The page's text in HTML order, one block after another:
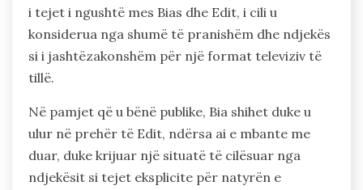
i tejet i ngushtë mes Bias dhe Edit, i cili u
konsiderua nga shumë të pranishëm dhe ndjekës
si i jashtëzakonshëm për një format televiziv të
tillë.
Në pamjet që u bënë publike, Bia shihet duke u
ulur në prehër të Edit, ndërsa ai e mbante me
duar, duke krijuar një situatë të cilësuar nga
ndjekësit si tejet eksplicite për natyrën e